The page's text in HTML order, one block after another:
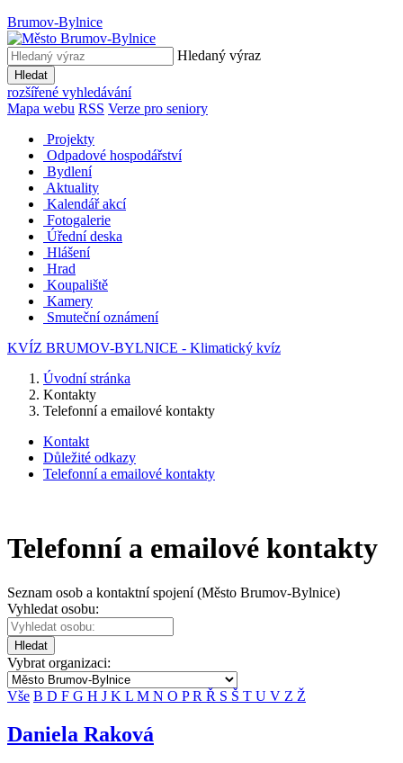
Brumov-Bylnice
Hledaný výraz
Hledat
rozšířené vyhledávání
Mapa webu RSS Verze pro seniory
Projekty
Odpadové hospodářství
Bydlení
Aktuality
Kalendář akcí
Fotogalerie
Úřední deska
Hlášení
Hrad
Koupaliště
Kamery
Smuteční oznámení
KVÍZ BRUMOV-BYLNICE - Klimatický kvíz
Úvodní stránka
Kontakty
Telefonní a emailové kontakty
Kontakt
Důležité odkazy
Telefonní a emailové kontakty
Telefonní a emailové kontakty
Seznam osob a kontaktní spojení (Město Brumov-Bylnice)
Vyhledat osobu:
Hledat
Vybrat organizaci:
Vše B D F G H J K L M N O PR Ř S Š T U V Z Ž
Daniela Raková